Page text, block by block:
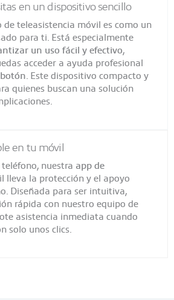
en un dispositivo sencillo
teleasistencia móvil es como un
para ti. Está especialmente
un uso fácil y efectivo,
acceder a ayuda profesional
. Este dispositivo compacto y
quienes buscan una solución
en tu móvil
nuestra app de
lleva la protección y el apoyo
Diseñada para ser intuitiva,
rápida con nuestro equipo de
asistencia inmediata cuando
solo unos clics.